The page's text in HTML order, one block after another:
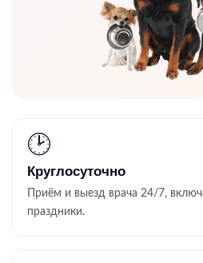
🕑
Круглосуточно
Приём и выезд врача 24/7,
праздники.